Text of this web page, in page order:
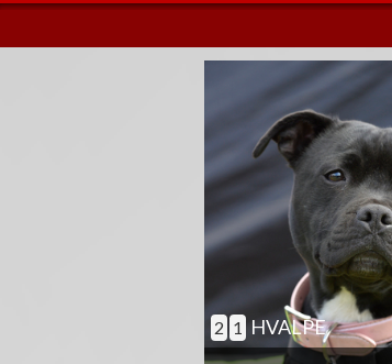
GOD TIL AGILITY
BØRNEVENLIG
BRUGSHUND
2 1 HVALPE